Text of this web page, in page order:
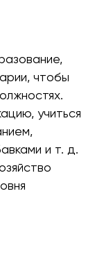
чтобы
учиться
и т. д.